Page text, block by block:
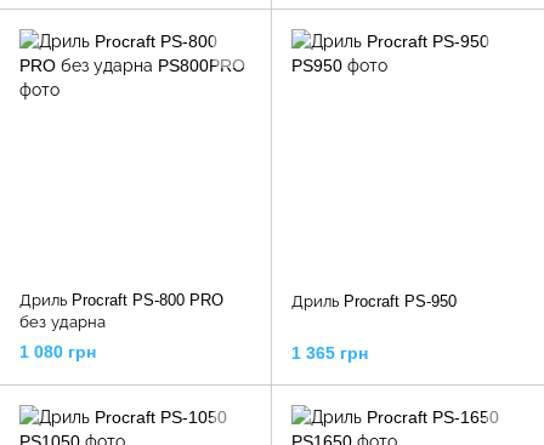
Дриль Procraft PS-800 PRO
без ударна
1 080 грн
Дриль Procraft PS-950
1 365 грн